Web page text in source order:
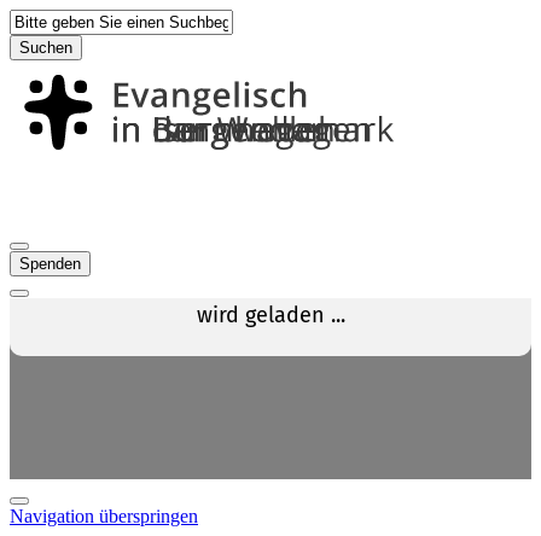
Suchen
Spenden
Navigation überspringen